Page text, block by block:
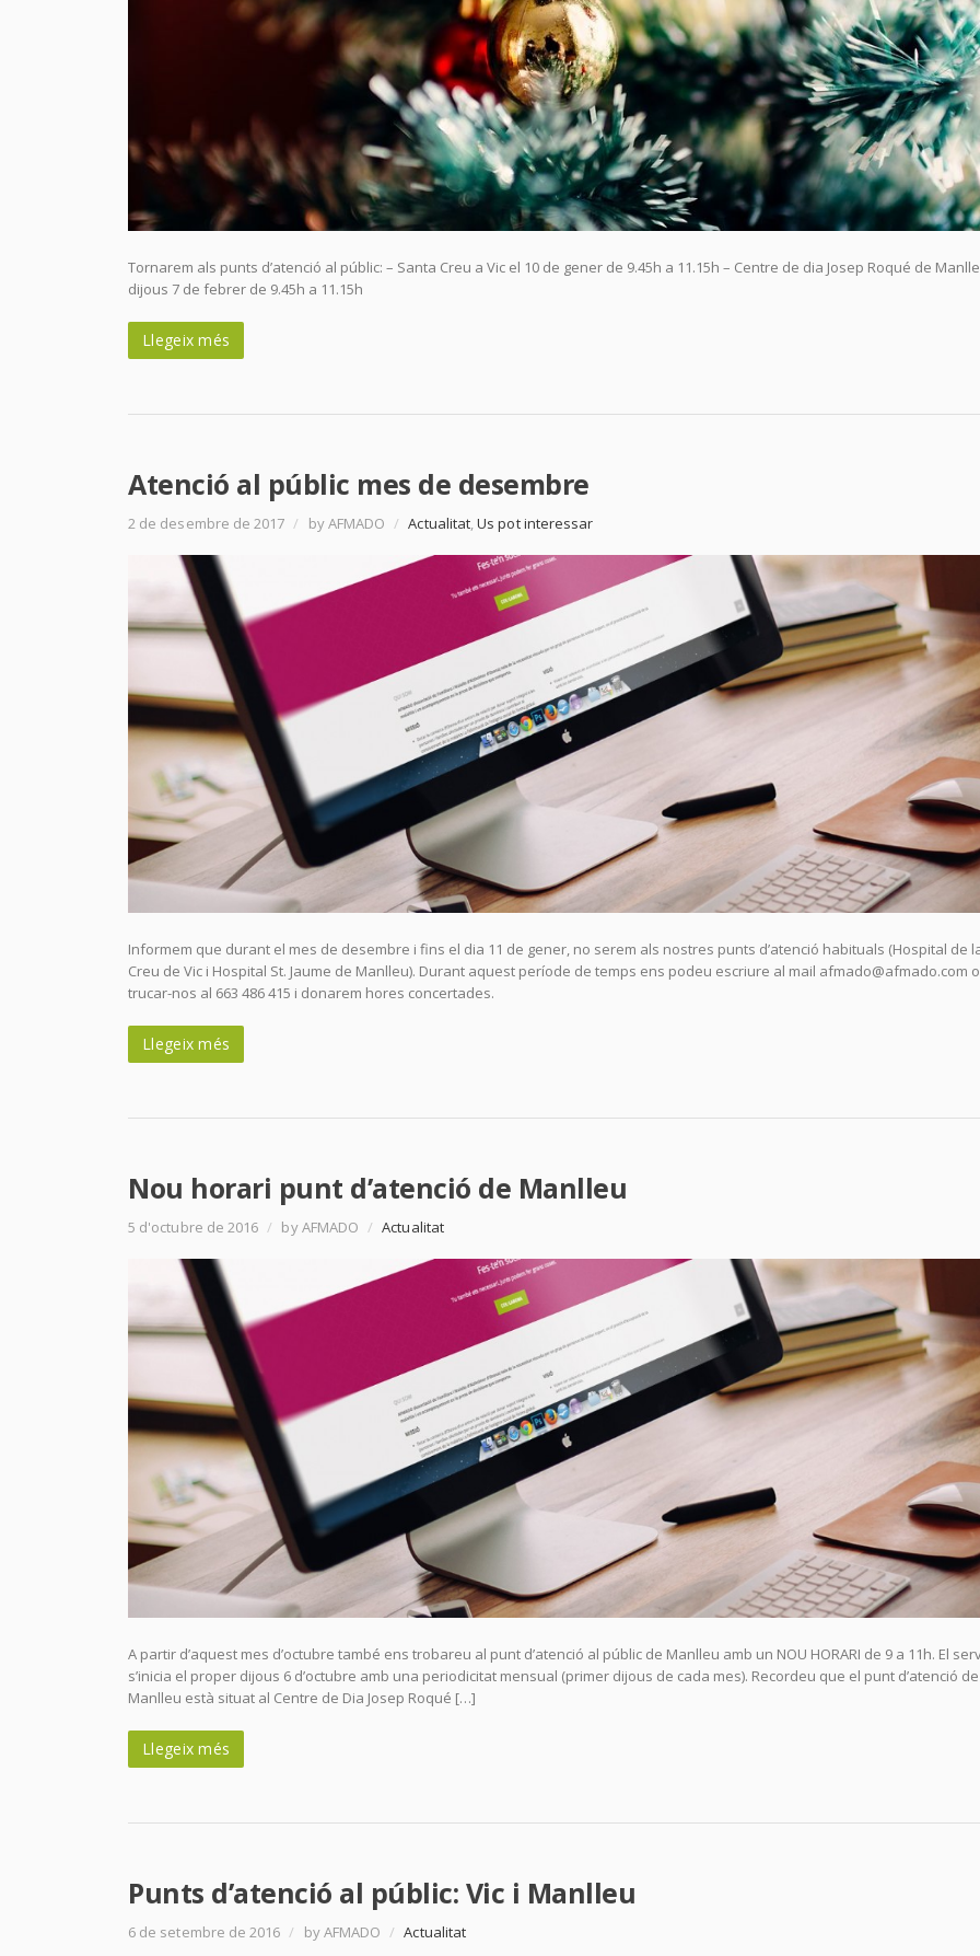
Tornarem als punts d’atenció al públic: – Santa Creu a Vic el 10 de gener de 9.45h a 11.15h – Centre de dia Josep Roqué de
dijous 7 de febrer de 9.45h a 11.15h
Llegeix més
Atenció al públic mes de desembre
2 de desembre de 2017 / by AFMADO / Actualitat,Us pot interessar
Informem que durant el mes de desembre i fins el dia 11 de gener, no serem als nostres punts d’atenció habituals (Hospital de
Creu de Vic i Hospital St. Jaume de Manlleu). Durant aquest període de temps ens podeu escriure al mail afmado@afmado.com o
trucar-nos al 663 486 415 i donarem hores concertades.
Llegeix més
Nou horari punt d’atenció de Manlleu
5 d'octubre de 2016 / by AFMADO / Actualitat
A partir d’aquest mes d’octubre també ens trobareu al punt d’atenció al públic de Manlleu amb un NOU HORARI de 9 a 11h. El
s’inicia el proper dijous 6 d’octubre amb una periodicitat mensual (primer dijous de cada mes). Recordeu que el punt d’atenció de
Manlleu està situat al Centre de Dia Josep Roqué […]
Llegeix més
Punts d’atenció al públic: Vic i Manlleu
6 de setembre de 2016 / by AFMADO / Actualitat